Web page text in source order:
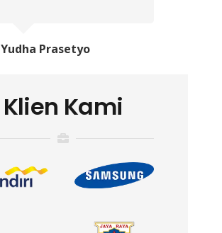
Yudha Prasetyo
Klien Kami